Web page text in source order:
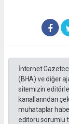
İnternet
(BHA) ve diğer
sitemizin
kanallarından
muhataplar
editörü sorumlu